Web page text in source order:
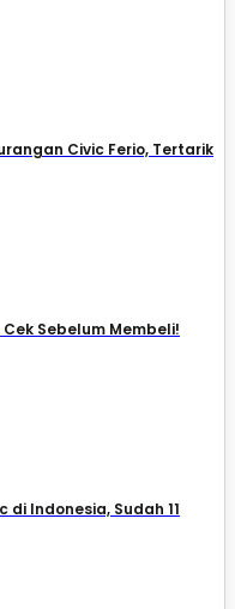
Civic Ferio, Tertarik
Sebelum Membeli!
di Indonesia, Sudah 11